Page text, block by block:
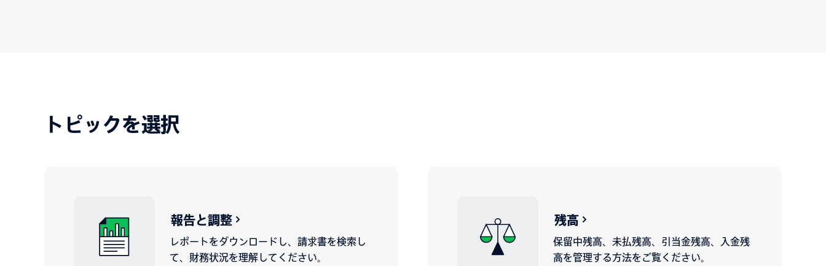
トピックを選択
報告と調整
レポートをダウンロードし、請求書を検索し
て、財務状況を理解してください。
残高
保留中残高、未払残高、引当金残高、入金残
高を管理する方法をご覧ください。